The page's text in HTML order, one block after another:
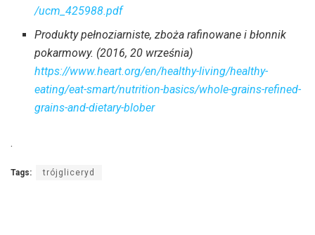
/ucm_425988.pdf
Produkty pełnoziarniste, zboża rafinowane i błonnik
pokarmowy. (2016, 20 września)
https://www.heart.org/en/healthy-living/healthy-
eating/eat-smart/nutrition-basics/whole-grains-refined-
grains-and-dietary-blober
.
Tags: trójgliceryd